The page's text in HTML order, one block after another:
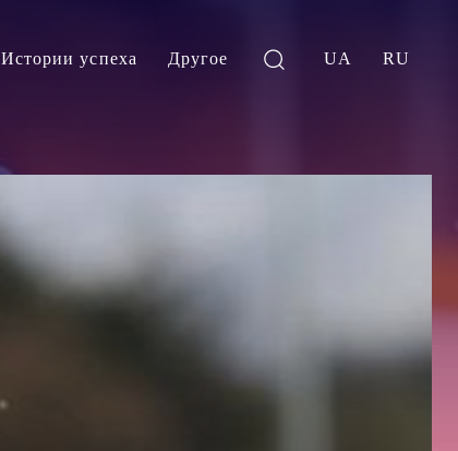
Истории успеха Другое UA RU